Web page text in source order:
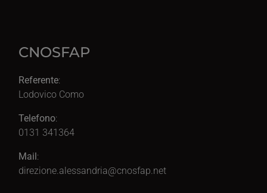
CNOSFAP
Referente:
Lodovico Como
Telefono:
0131 341364
Mail :
direzione.alessandria@cnosfap.net